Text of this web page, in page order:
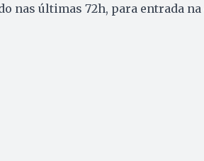
nas últimas 72h, para entrada na